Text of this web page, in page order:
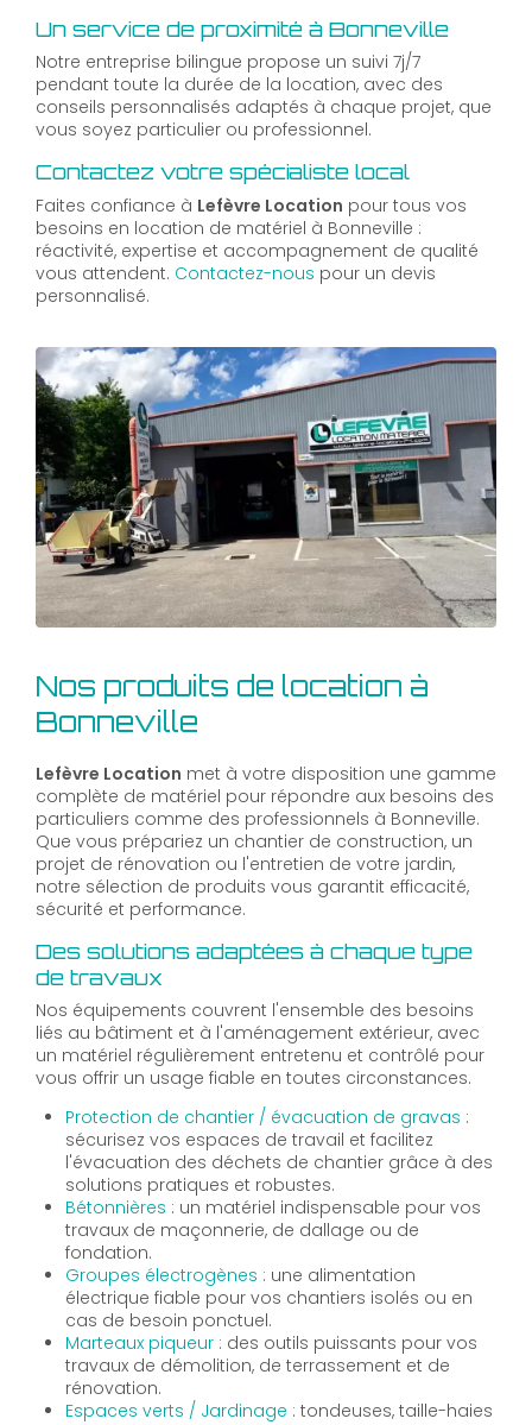
Un service de proximité à Bonneville
Notre entreprise bilingue propose un suivi 7j/7
pendant toute la durée de la location, avec des
conseils personnalisés adaptés à chaque projet, que
vous soyez particulier ou professionnel.
Contactez votre spécialiste local
Faites confiance à Lefèvre Location pour tous vos
besoins en location de matériel à Bonneville :
réactivité, expertise et accompagnement de qualité
vous attendent. Contactez-nous pour un devis
personnalisé.
Nos produits de location à
Bonneville
Lefèvre Location met à votre disposition une gamme
complète de matériel pour répondre aux besoins des
particuliers comme des professionnels à Bonneville.
Que vous prépariez un chantier de construction, un
projet de rénovation ou l'entretien de votre jardin,
notre sélection de produits vous garantit efficacité,
sécurité et performance.
Des solutions adaptées à chaque type
de travaux
Nos équipements couvrent l'ensemble des besoins
liés au bâtiment et à l'aménagement extérieur, avec
un matériel régulièrement entretenu et contrôlé pour
vous offrir un usage fiable en toutes circonstances.
Protection de chantier / évacuation de gravas :
sécurisez vos espaces de travail et facilitez
l'évacuation des déchets de chantier grâce à des
solutions pratiques et robustes.
Bétonnières : un matériel indispensable pour vos
travaux de maçonnerie, de dallage ou de
fondation.
Groupes électrogènes : une alimentation
électrique fiable pour vos chantiers isolés ou en
cas de besoin ponctuel.
Marteaux piqueur : des outils puissants pour vos
travaux de démolition, de terrassement et de
rénovation.
Espaces verts / Jardinage : tondeuses, taille-haies